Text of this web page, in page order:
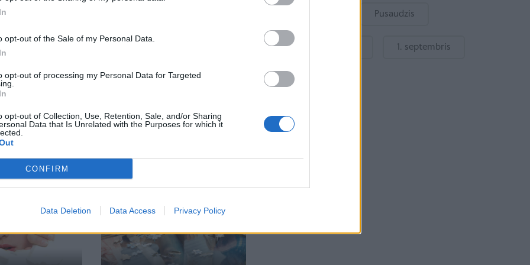
opt-out of the Sale of my Personal Data.
opt-out of processing my Personal Data for Targeted
opt-out of Collection, Use, Retention, Sale, and/or Sharing
Data that Is Unrelated with the Purposes for which it
CONFIRM
Data Deletion Data Access Privacy Policy
raisa bažas
atspēlēties ar sliktām
Pusaudzis
Gatavošanās skolai 1. septembris